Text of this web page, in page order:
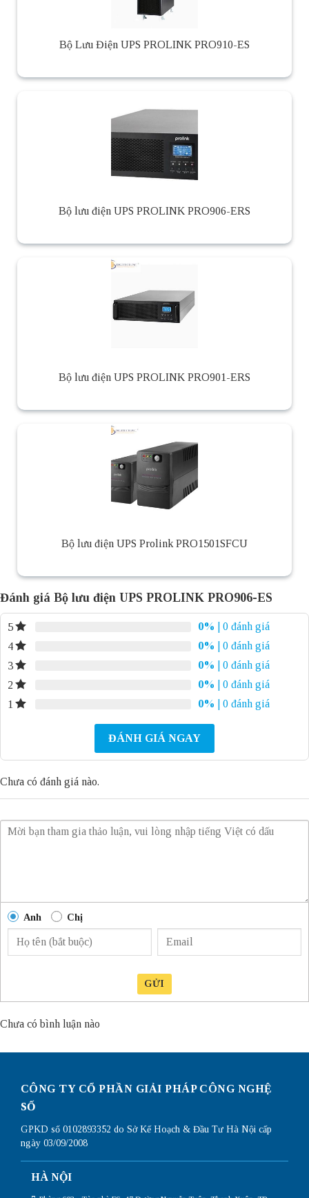
Bộ Lưu Điện UPS PROLINK PRO910-ES
Bộ lưu điện UPS PROLINK PRO906-ERS
Bộ lưu điện UPS PROLINK PRO901-ERS
Bộ lưu điện UPS Prolink PRO1501SFCU
Đánh giá Bộ lưu điện UPS PROLINK PRO906-ES
5 0%
| 0 đánh giá
4
0%
| 0 đánh giá
3
0%
| 0 đánh giá
2
0%
| 0 đánh giá
1
0% | 0 đánh giá
ĐÁNH GIÁ NGAY
Chưa có đánh giá nào.
Anh Chị
GỬI
Chưa có bình luận nào
CÔNG TY CỔ PHẦN GIẢI PHÁP CÔNG NGHỆ
SỐ
GPKD số 0102893352 do Sở Kế Hoạch & Đầu Tư Hà Nội cấp
ngày 03/09/2008
HÀ NỘI